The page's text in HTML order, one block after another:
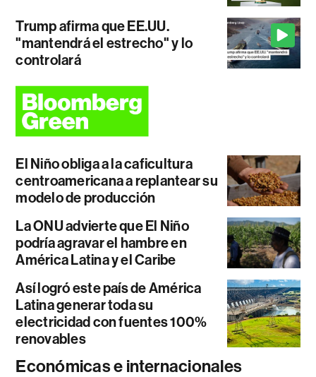
Trump afirma que EE.UU.
"mantendrá el estrecho" y lo
controlará
El Niño obliga a la caficultura
centroamericana a replantear su
modelo de producción
La ONU advierte que El Niño
podría agravar el hambre en
América Latina y el Caribe
Así logró este país de América
Latina generar toda su
electricidad con fuentes 100%
renovables
Económicas e internacionales